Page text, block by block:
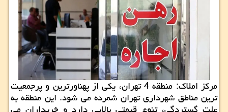
مرکز املاک: منطقه 4 تهران، یکی از پهناورترین و پرجمعیت
ترین مناطق شهرداری تهران شمرده می شود. این منطقه به